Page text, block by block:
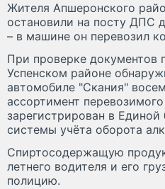
Жителя Апшеронского
остановили на посту ДПС
– в машине он перевозил
При проверке документов
Успенском районе
автомобиле "Скания"
ассортимент
зарегистрирован в Единой
системы учёта оборота
Спиртосодержащую
летнего водителя и его
полицию.